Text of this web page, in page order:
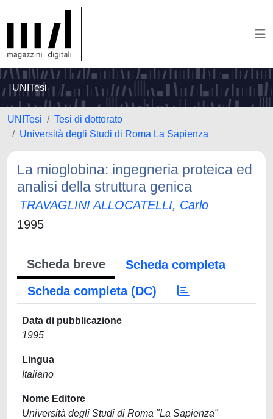
UNITesi
UNITesi
Tesi di dottorato
Università degli Studi di Roma La Sapienza
La mioglobina: ingegneria proteica ed
analisi della struttura genica
TRAVAGLINI ALLOCATELLI, Carlo
1995
Scheda breve
Scheda completa
Scheda completa (DC)
Data di pubblicazione
1995
Lingua
Italiano
Nome Editore
Università degli Studi di Roma "La Sapienza"